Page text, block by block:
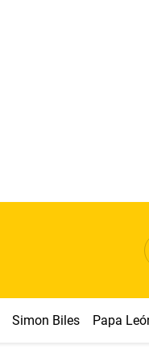
Simon Biles Papa